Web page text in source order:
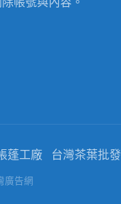
蓬工廠 台灣茶葉批發
廣告網